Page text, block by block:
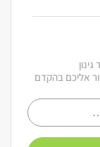
אליכם בהקדם